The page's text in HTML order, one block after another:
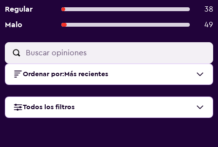
Regular
38
Malo
49
Ordenar por: Más recientes
Todos los filtros